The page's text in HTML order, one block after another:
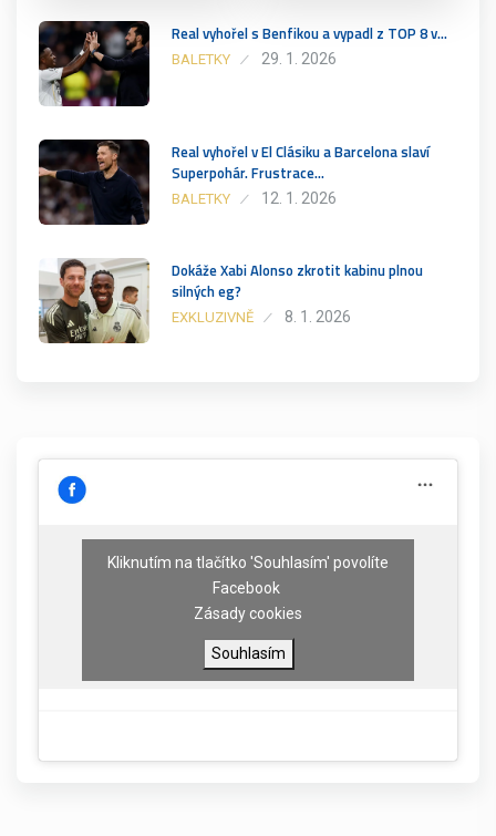
Real vyhořel s Benfikou a vypadl z TOP 8 v…
BALETKY 29. 1. 2026
Real vyhořel v El Clásiku a Barcelona slaví
Superpohár. Frustrace…
BALETKY 12. 1. 2026
Dokáže Xabi Alonso zkrotit kabinu plnou
silných eg?
EXKLUZIVNĚ 8. 1. 2026
Kliknutím na tlačítko 'Souhlasím' povolíte
Facebook
Zásady cookies
Souhlasím